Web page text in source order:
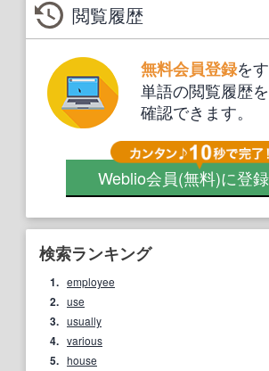
閲覧履歴
無料会員登録をす
単語の閲覧履歴を
確認できます。
Weblio会員(無料)に登
検索ランキング
1. employee
2. use
3. usually
4. various
5. house